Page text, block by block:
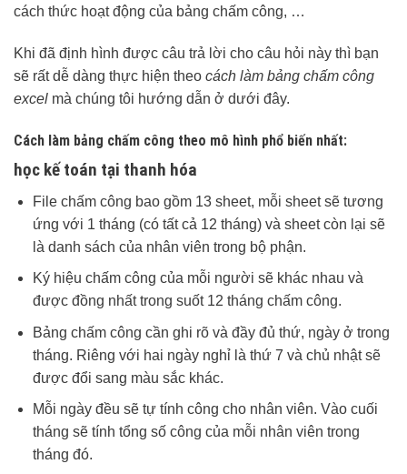
cách thức hoạt động của bảng chấm công, …
Khi đã định hình được câu trả lời cho câu hỏi này thì bạn
sẽ rất dễ dàng thực hiện theo cách làm bảng chấm công
excel mà chúng tôi hướng dẫn ở dưới đây.
Cách làm bảng chấm công theo mô hình phổ biến nhất:
học kế toán tại thanh hóa
File chấm công bao gồm 13 sheet, mỗi sheet sẽ tương
ứng với 1 tháng (có tất cả 12 tháng) và sheet còn lại sẽ
là danh sách của nhân viên trong bộ phận.
Ký hiệu chấm công của mỗi người sẽ khác nhau và
được đồng nhất trong suốt 12 tháng chấm công.
Bảng chấm công cần ghi rõ và đầy đủ thứ, ngày ở trong
tháng. Riêng với hai ngày nghỉ là thứ 7 và chủ nhật sẽ
được đổi sang màu sắc khác.
Mỗi ngày đều sẽ tự tính công cho nhân viên. Vào cuối
tháng sẽ tính tổng số công của mỗi nhân viên trong
tháng đó.